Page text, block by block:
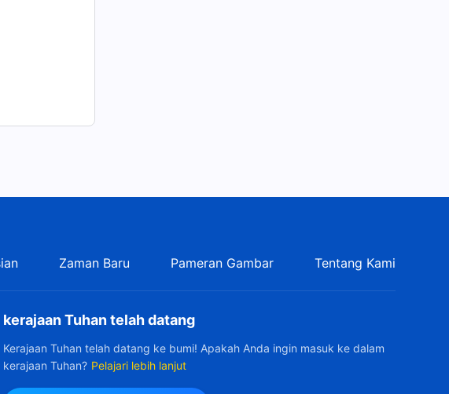
Kutipan 476
8:15
Masuk ke Dalam Kehidupan |
8:58
Kutipan 478
Zaman Baru Pameran Gambar Tentang Kami
kerajaan Tuhan telah datang
Kerajaan Tuhan telah datang ke bumi! Apakah Anda ingin masuk ke dalam
kerajaan Tuhan? Pelajari lebih lanjut